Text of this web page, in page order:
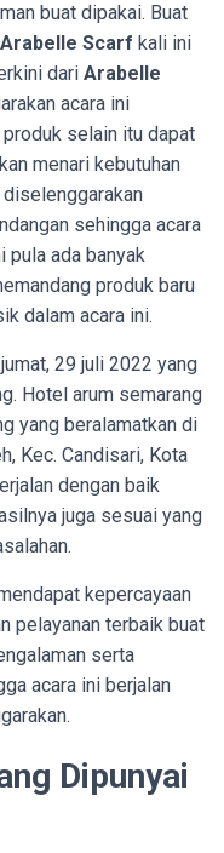
buat dipakai. Buat
Arabelle Scarf kali ini
dari Arabelle
acara ini
selain itu dapat
menari kebutuhan
diselenggarakan
sehingga acara
pula ada banyak
produk baru
dalam acara ini.
29 juli 2022 yang
Hotel arum semarang
yang beralamatkan di
Kec. Candisari, Kota
dengan baik
juga sesuai yang
kepercayaan
pelayanan terbaik buat
serta
acara ini berjalan
Dipunyai